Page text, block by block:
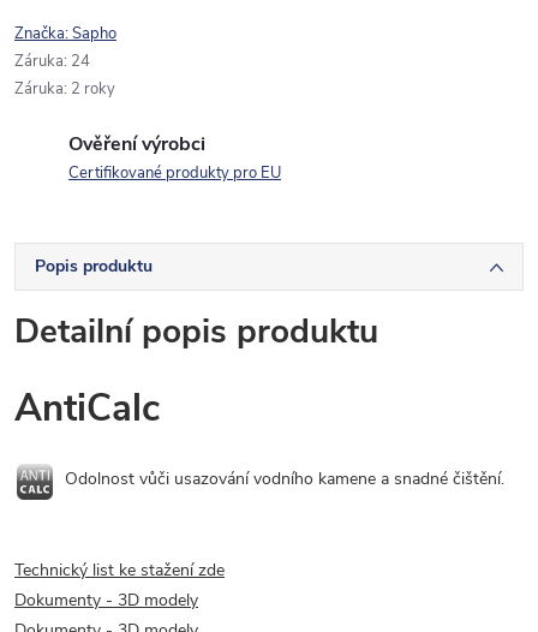
Značka:Sapho
Záruka: 24
Záruka: 2 roky
Ověření výrobci
Certifikované produkty pro EU
Popis produktu
Detailní popis produktu
AntiCalc
Odolnost vůči usazování vodního kamene a snadné čištění.
Technický list ke stažení zde
Dokumenty - 3D modely